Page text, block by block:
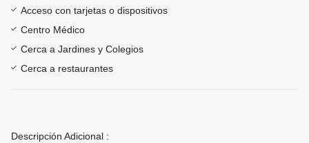
Acceso con tarjetas o dispositivos
Centro Médico
Cerca a Jardines y Colegios
Cerca a restaurantes
Descripción Adicional :